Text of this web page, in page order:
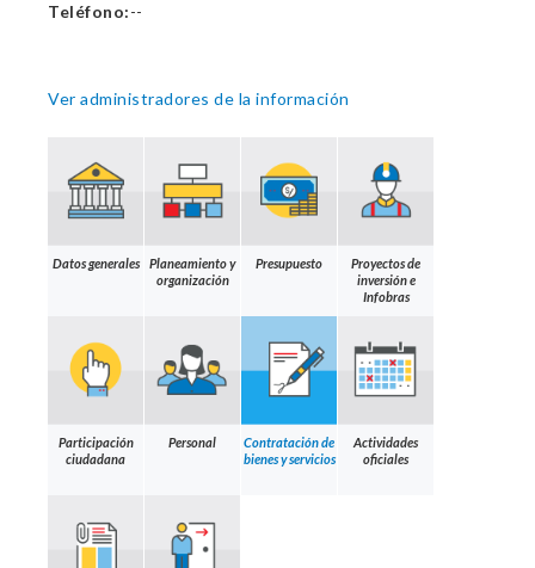
Teléfono:--
Ver administradores de la información
Datos generales
Planeamiento y
organización
Presupuesto
Proyectos de
inversión e
Infobras
Participación
ciudadana
Personal
Contratación de
bienes y servicios
Actividades
oficiales